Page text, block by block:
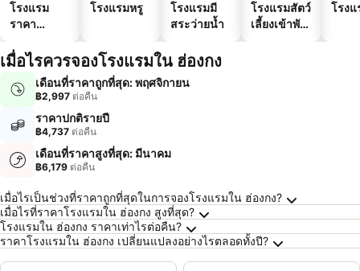
โรงแรม
ราคา
โรงแรมหรู
โรงแรมมี
สระว่ายน้ำ
โรงแรมสัตว์
เลี้ยงเข้าพัก
โรง
เมื่อไรควรจองโรงแรมใน ฮ่องกง
เดือนที่ราคาถูกที่สุด: พฤศจิกายน
฿2,997 ต่อคืน
ราคาปกติรายปี
฿4,737 ต่อคืน
เดือนที่ราคาสูงที่สุด: มีนาคม
฿6,179 ต่อคืน
คำถามที่พบบ่อยเกี่ยวกับ ฮ่องกง
เมื่อไรเป็นช่วงที่ราคาถูกที่สุดในการจองโรงแรมใน ฮ่องกง?
เมื่อไรที่ราคาโรงแรมใน ฮ่องกง สูงที่สุด?
โรงแรมใน ฮ่องกง ราคาเท่าไรต่อคืน?
ราคาโรงแรมใน ฮ่องกง เปลี่ยนแปลงอย่างไรตลอดทั้งปี?